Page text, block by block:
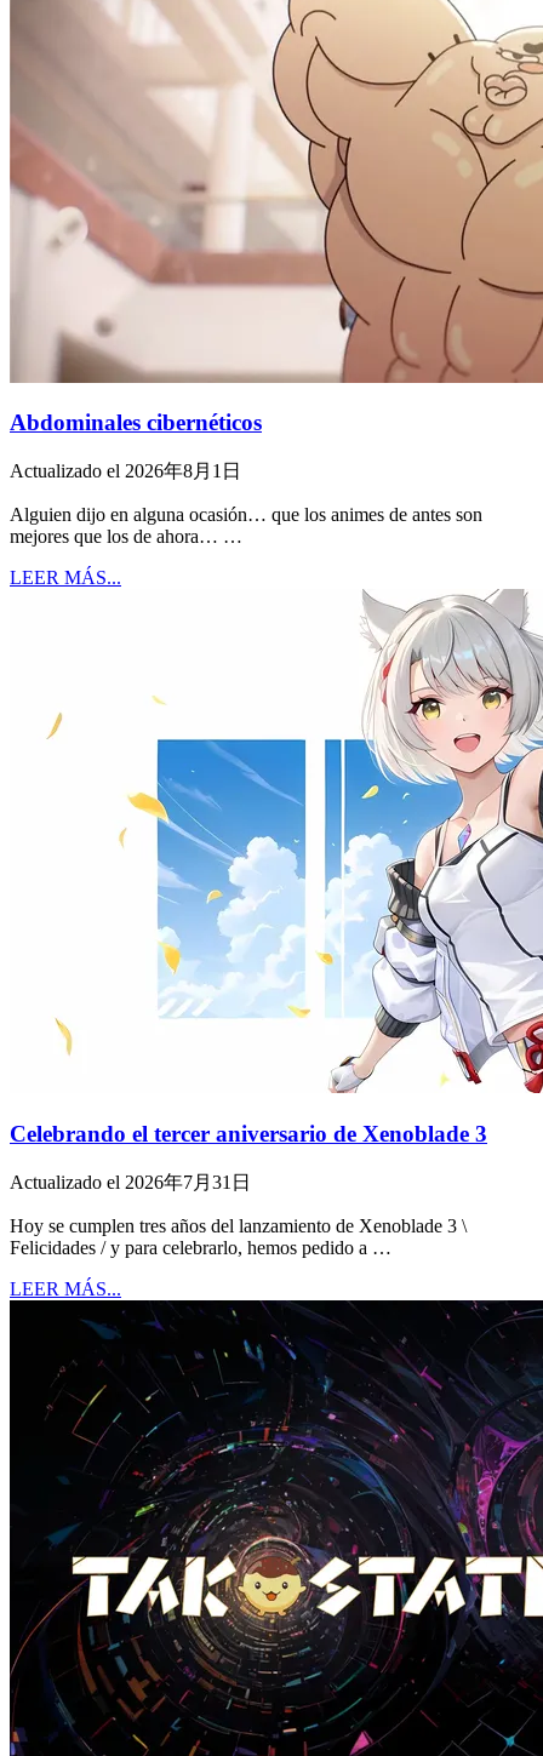
Abdominales cibernéticos
Actualizado el 2026年8月1日
Alguien dijo en alguna ocasión… que los animes de antes son
mejores que los de ahora… …
LEER MÁS...
Celebrando el tercer aniversario de Xenoblade 3
Actualizado el 2026年7月31日
Hoy se cumplen tres años del lanzamiento de Xenoblade 3 \
Felicidades / y para celebrarlo, hemos pedido a …
LEER MÁS...